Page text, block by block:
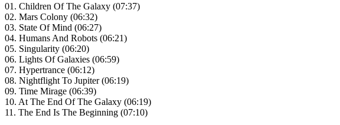
01. Children Of The Galaxy (07:37)
02. Mars Colony (06:32)
03. State Of Mind (06:27)
04. Humans And Robots (06:21)
05. Singularity (06:20)
06. Lights Of Galaxies (06:59)
07. Hypertrance (06:12)
08. Nightflight To Jupiter (06:19)
09. Time Mirage (06:39)
10. At The End Of The Galaxy (06:19)
11. The End Is The Beginning (07:10)